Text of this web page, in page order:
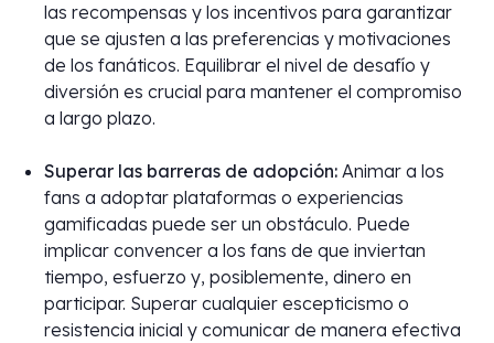
las recompensas y los incentivos para garantizar
que se ajusten a las preferencias y motivaciones
de los fanáticos. Equilibrar el nivel de desafío y
diversión es crucial para mantener el compromiso
a largo plazo.
Superar las barreras de adopción: Animar a los
fans a adoptar plataformas o experiencias
gamificadas puede ser un obstáculo. Puede
implicar convencer a los fans de que inviertan
tiempo, esfuerzo y, posiblemente, dinero en
participar. Superar cualquier escepticismo o
resistencia inicial y comunicar de manera efectiva